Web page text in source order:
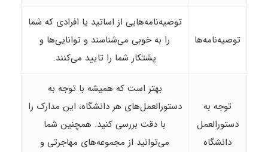
توصیه‌نامه‌ها
توصیه‌نامه‌هایی از اساتید یا افرادی که شما
را به خوبی می‌شناسند و توانایی‌ها و
پشتکار شما را تایید می‌کنند.
توجه به
دستورالعمل
دانشگاه
بهتر است که همیشه با توجه به
دستورالعمل‌های هر دانشگاه، این مدارک را
با دقت بررسی کنید. همچنین شما
می‌توانید از مجموعه‌‌های مهاجرتی و